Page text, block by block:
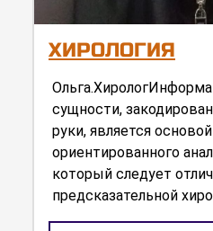
ХИРОЛОГИЯ
сущности,
руки, является
ориентированного
который следует
предсказательной